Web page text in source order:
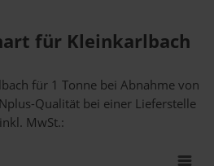
für Kleinkarlbach
für 1 Tonne bei Abnahmevon
Qualität bei einer Lieferstelle
inkl. MwSt.: